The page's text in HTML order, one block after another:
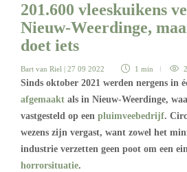
201.600 vleeskuikens
Nieuw-Weerdinge,
doet iets
Bart van Riel | 27 09 2022 1 min
Sinds oktober 2021 werden nergens in
afgemaakt als in Nieuw-Weerdinge,
vastgesteld op een pluimveebedrijf.
wezens zijn vergast, want zowel het
industrie verzetten geen poot om een
horrorsituatie.